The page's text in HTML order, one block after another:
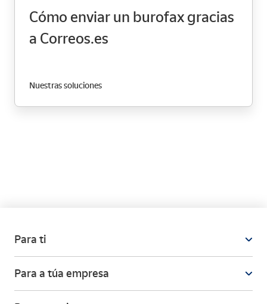
Cómo enviar un burofax gracias
a Correos.es
Nuestras soluciones
Para ti
Para a túa empresa